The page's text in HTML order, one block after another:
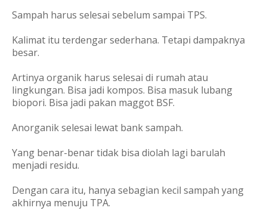
Sampah harus selesai sebelum sampai TPS.
Kalimat itu terdengar sederhana. Tetapi dampaknya
besar.
Artinya organik harus selesai di rumah atau
lingkungan. Bisa jadi kompos. Bisa masuk lubang
biopori. Bisa jadi pakan maggot BSF.
Anorganik selesai lewat bank sampah.
Yang benar-benar tidak bisa diolah lagi barulah
menjadi residu.
Dengan cara itu, hanya sebagian kecil sampah yang
akhirnya menuju TPA.